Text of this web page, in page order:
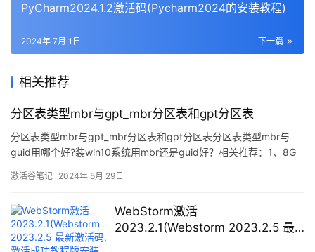
PyCharm2024.1.2激活码(Pycharm2024的安装教程)
下一篇
2024年 7月 1日
相关推荐
分区表类型mbr与gpt_mbr分区表和gpt分区表
分区表类型mbr与gpt_mbr分区表和gpt分区表分区表类型mbr与
guid用哪个好?装win10系统用mbr还是guid好？相关推荐：1、8G
件的启动盘。2，支持PE自动修复UEFI+GPT引导。3、一
激活谷笔记 2024年 5月 29日
WebStorm激活
2023.2.1(Webstorm 2023.2.5 最